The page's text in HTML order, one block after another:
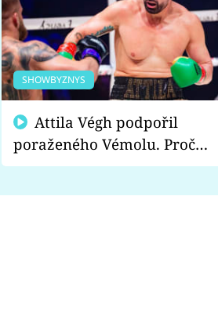
SHOWBYZNYS
poraženého Vémolu. Proč
chce raději zápasit s ním než